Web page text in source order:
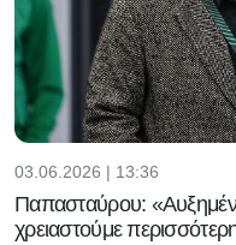
03.06.2026 | 13:36
Παπασταύρου:
χρειαστούμε